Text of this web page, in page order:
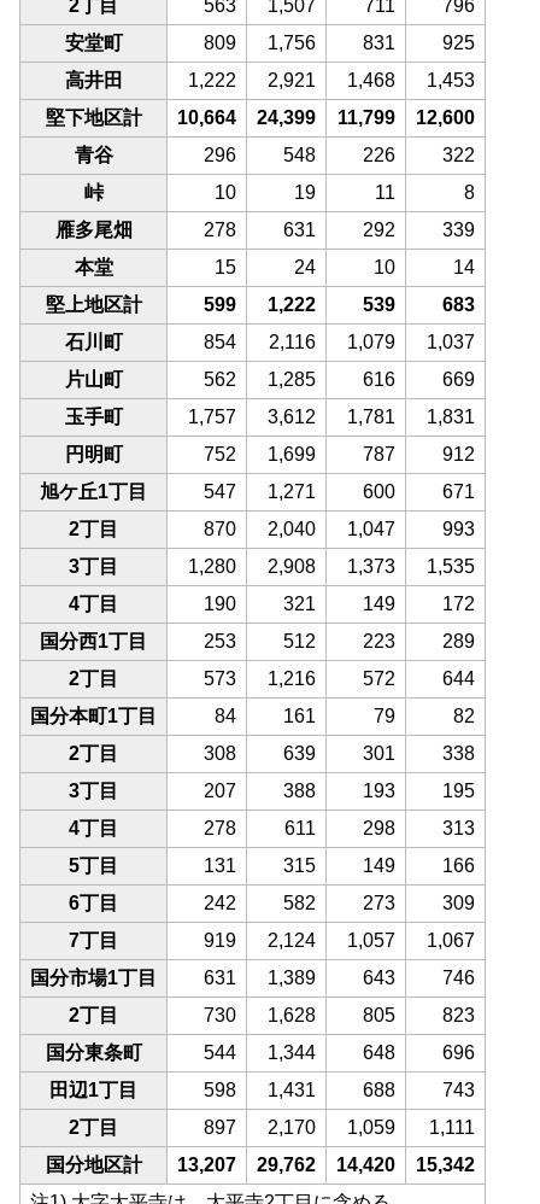
2丁目
563 1,507 711
796
安堂町
809 1,756 831
925
高井田
1,222 2,921 1,468
1,453
堅下地区計
10,664 24,399 11,799
12,600
青谷
296 548 226
322
峠
10 19 11
8
雁多尾畑
278 631 292
339
本堂
15 24 10
14
堅上地区計
599 1,222 539
683
石川町
854 2,116 1,079
1,037
片山町
562 1,285 616
669
玉手町
1,757 3,612 1,781
1,831
円明町
752 1,699 787
912
旭ケ丘1丁目
547 1,271 600
671
2丁目
870 2,040 1,047
993
3丁目
1,280 2,908 1,373
1,535
4丁目
190 321 149
172
国分西1丁目
253 512 223
289
2丁目
573 1,216 572
644
国分本町1丁目
84 161 79
82
2丁目
308 639 301
338
3丁目
207 388 193
195
4丁目
278 611 298
313
5丁目
131 315 149
166
6丁目
242 582 273
309
7丁目
919 2,124 1,057
1,067
国分市場1丁目
631 1,389 643
746
2丁目
730 1,628 805
823
国分東条町
544 1,344 648
696
田辺1丁目
598 1,431 688
743
2丁目
897 2,170 1,059
1,111
国分地区計
13,207 29,762 14,420
15,342